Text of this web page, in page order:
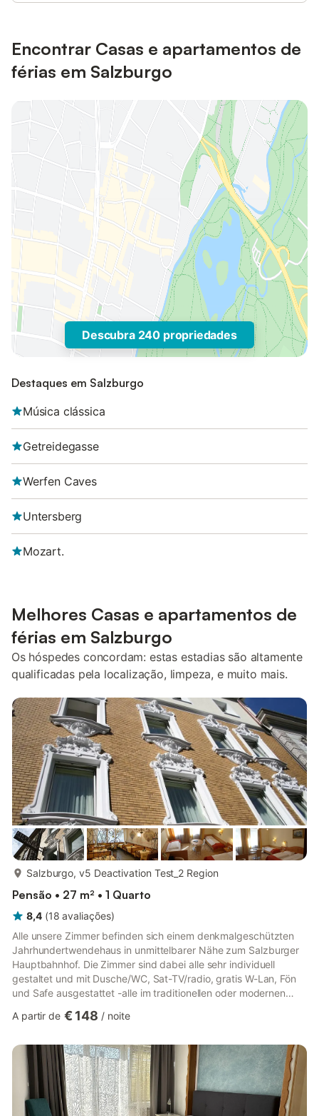
Encontrar Casas e apartamentos de
férias em Salzburgo
Descubra 240 propriedades
Destaques em Salzburgo
Música clássica
Getreidegasse
Werfen Caves
Untersberg
Mozart.
Melhores Casas e apartamentos de
férias em Salzburgo
Os hóspedes concordam: estas estadias são altamente
qualificadas pela localização, limpeza, e muito mais.
Salzburgo, v5 Deactivation Test_2 Region
Pensão • 27 m² • 1 Quarto
8,4 (18 avaliações)
Alle unsere Zimmer befinden sich einem denkmalgeschützten
Jahrhundertwendehaus in unmittelbarer Nähe zum Salzburger
Hauptbahnhof. Die Zimmer sind dabei alle sehr individuell
gestaltet und mit Dusche/WC, Sat-TV/radio, gratis W-Lan, Fön
und Safe ausgestattet -alle im traditionellen oder modernen
einem Doppelbett und zwei Einzelbetten ausgestattet. Wir
zur Verfügung - bitte lassen Sie uns wissen was Sie benötigen.
Einige Zimmer sind straßenseitig gelegen und einige auch hof...
A partir de € 148 / noite